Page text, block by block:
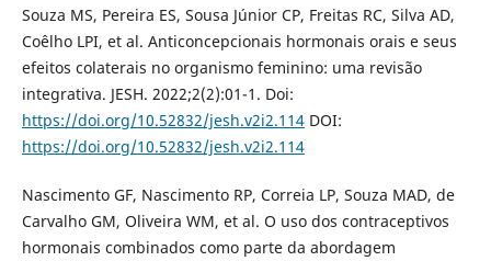
Souza MS, Pereira ES, Sousa Júnior CP, Freitas RC, Silva AD,
Coêlho LPI, et al. Anticoncepcionais hormonais orais e seus
efeitos colaterais no organismo feminino: uma revisão
integrativa. JESH. 2022;2(2):01-1. Doi:
https://doi.org/10.52832/jesh.v2i2.114DOI:
https://doi.org/10.52832/jesh.v2i2.114
Nascimento GF, Nascimento RP, Correia LP, Souza MAD, de
Carvalho GM, Oliveira WM, et al. O uso dos contraceptivos
hormonais combinados como parte da abordagem